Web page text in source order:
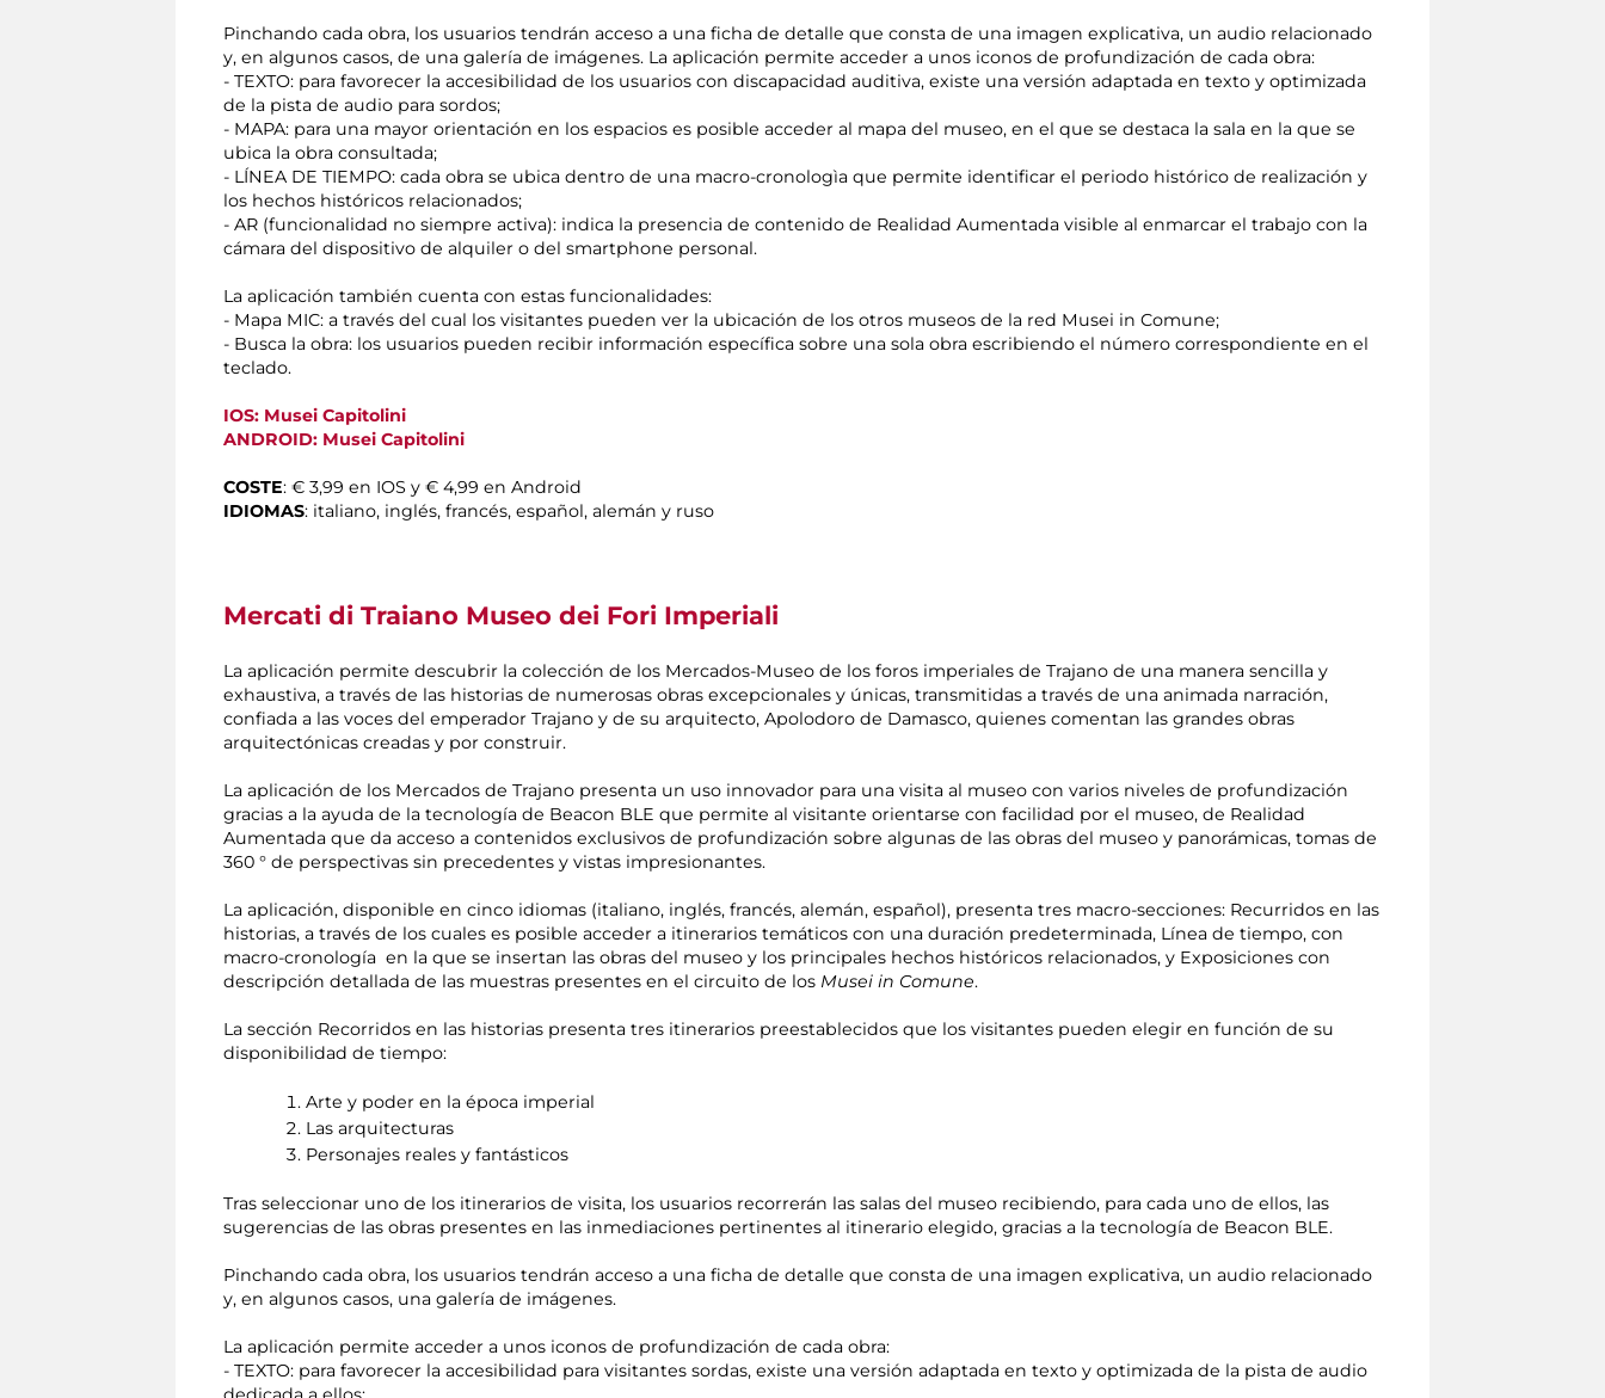
Pinchando cada obra, los usuarios tendrán acceso a una ficha de detalle que consta de una imagen explicativa, un audio relacionado
y, en algunos casos, de una galería de imágenes. La aplicación permite acceder a unos iconos de profundización de cada obra:
- TEXTO: para favorecer la accesibilidad de los usuarios con discapacidad auditiva, existe una versión adaptada en texto y optimizada
de la pista de audio para sordos;
- MAPA: para una mayor orientación en los espacios es posible acceder al mapa del museo, en el que se destaca la sala en la que se
ubica la obra consultada;
- LÍNEA DE TIEMPO: cada obra se ubica dentro de una macro-cronologìa que permite identificar el periodo histórico de realización y
los hechos históricos relacionados;
- AR (funcionalidad no siempre activa): indica la presencia de contenido de Realidad Aumentada visible al enmarcar el trabajo con la
cámara del dispositivo de alquiler o del smartphone personal.
La aplicación también cuenta con estas funcionalidades:
- Mapa MIC: a través del cual los visitantes pueden ver la ubicación de los otros museos de la red Musei in Comune;
- Busca la obra: los usuarios pueden recibir información específica sobre una sola obra escribiendo el número correspondiente en el
teclado.
IOS: Musei Capitolini
ANDROID: Musei Capitolini
COSTE: € 3,99 en IOS y € 4,99 en Android
IDIOMAS: italiano, inglés, francés, español, alemán y ruso
Mercati di Traiano Museo dei Fori Imperiali
La aplicación permite descubrir la colección de los Mercados-Museo de los foros imperiales de Trajano de una manera sencilla y
exhaustiva, a través de las historias de numerosas obras excepcionales y únicas, transmitidas a través de una animada narración,
confiada a las voces del emperador Trajano y de su arquitecto, Apolodoro de Damasco, quienes comentan las grandes obras
arquitectónicas creadas y por construir.
La aplicación de los Mercados de Trajano presenta un uso innovador para una visita al museo con varios niveles de profundización
gracias a la ayuda de la tecnología de Beacon BLE que permite al visitante orientarse con facilidad por el museo, de Realidad
Aumentada que da acceso a contenidos exclusivos de profundización sobre algunas de las obras del museo y panorámicas, tomas de
360 ​​° de perspectivas sin precedentes y vistas impresionantes.
La aplicación, disponible en cinco idiomas (italiano, inglés, francés, alemán, español), presenta tres macro-secciones: Recurridos en las
historias, a través de los cuales es posible acceder a itinerarios temáticos con una duración predeterminada, Línea de tiempo, con
macro-cronología en la que se insertan las obras del museo y los principales hechos históricos relacionados, y Exposiciones con
descripción detallada de las muestras presentes en el circuito de los Musei in Comune.
La sección Recorridos en las historias presenta tres itinerarios preestablecidos que los visitantes pueden elegir en función de su
disponibilidad de tiempo:
Arte y poder en la época imperial
Las arquitecturas
Personajes reales y fantásticos
Tras seleccionar uno de los itinerarios de visita, los usuarios recorrerán las salas del museo recibiendo, para cada uno de ellos, las
sugerencias de las obras presentes en las inmediaciones pertinentes al itinerario elegido, gracias a la tecnología de Beacon BLE.
Pinchando cada obra, los usuarios tendrán acceso a una ficha de detalle que consta de una imagen explicativa, un audio relacionado
y, en algunos casos, una galería de imágenes.
La aplicación permite acceder a unos iconos de profundización de cada obra:
- TEXTO: para favorecer la accesibilidad para visitantes sordas, existe una versión adaptada en texto y optimizada de la pista de audio